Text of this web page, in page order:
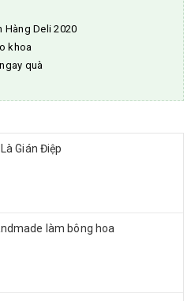
Hàng Deli 2020
khoa
quà
Gián Điệp
làm bông hoa